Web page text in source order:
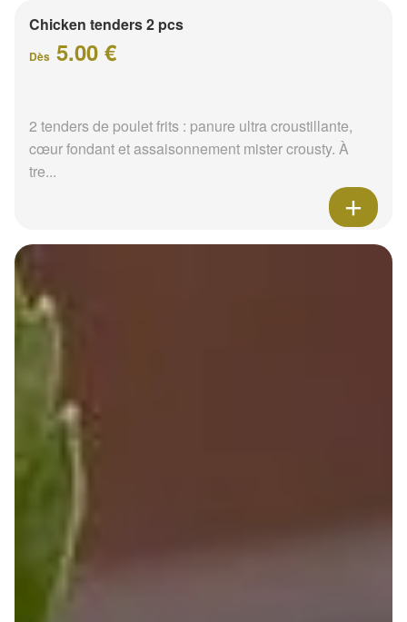
Chicken tenders 2 pcs
Dès 5.00 €
2 tenders de poulet frits : panure ultra croustillante,
cœur fondant et assaisonnement mister crousty. À
tre...